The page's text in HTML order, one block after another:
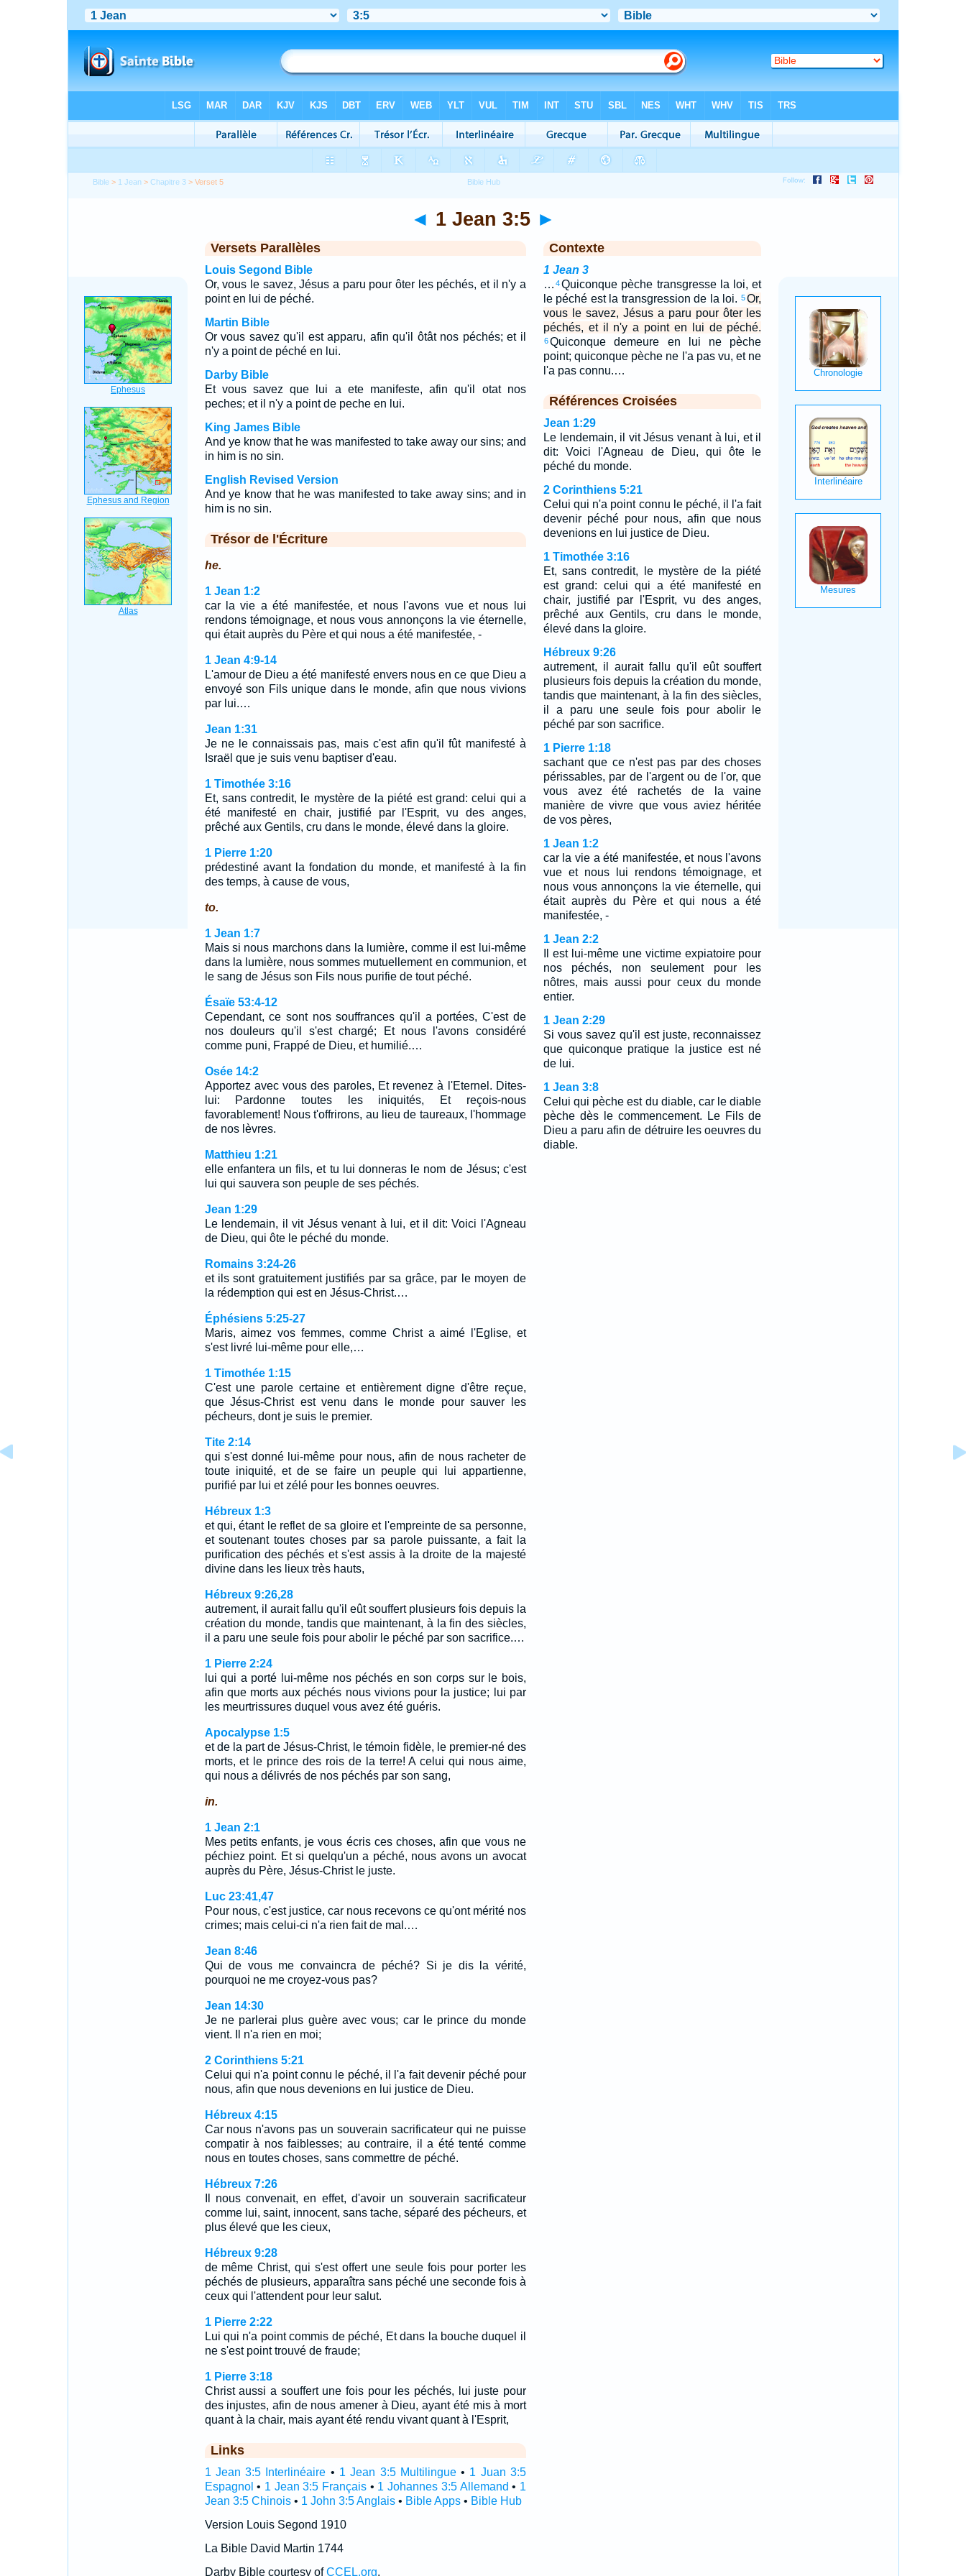
Bible > 1 Jean >Chapitre 3 > Verset 5
◄ 1 Jean 3:5 ►
Versets Parallèles
Louis Segond Bible
Or, vous le savez, Jésus a paru pour ôter les péchés, et il n'y a
point en lui de péché.
Martin Bible
Or vous savez qu'il est apparu, afin qu'il ôtât nos péchés; et il
n'y a point de péché en lui.
Darby Bible
Et vous savez que lui a ete manifeste, afin qu'il otat nos
peches; et il n'y a point de peche en lui.
King James Bible
And ye know that he was manifested to take away our sins; and
in him is no sin.
English Revised Version
And ye know that he was manifested to take away sins; and in
him is no sin.
Trésor de l'Écriture
he.
1 Jean 1:2
car la vie a été manifestée, et nous l'avons vue et nous lui
rendons témoignage, et nous vous annonçons la vie éternelle,
qui était auprès du Père et qui nous a été manifestée, -
1 Jean 4:9-14
L'amour de Dieu a été manifesté envers nous en ce que Dieu a
envoyé son Fils unique dans le monde, afin que nous vivions
par lui.…
Jean 1:31
Je ne le connaissais pas, mais c'est afin qu'il fût manifesté à
Israël que je suis venu baptiser d'eau.
1 Timothée 3:16
Et, sans contredit, le mystère de la piété est grand: celui qui a
été manifesté en chair, justifié par l'Esprit, vu des anges,
prêché aux Gentils, cru dans le monde, élevé dans la gloire.
1 Pierre 1:20
prédestiné avant la fondation du monde, et manifesté à la fin
des temps, à cause de vous,
to.
1 Jean 1:7
Mais si nous marchons dans la lumière, comme il est lui-même
dans la lumière, nous sommes mutuellement en communion, et
le sang de Jésus son Fils nous purifie de tout péché.
Ésaïe 53:4-12
Cependant, ce sont nos souffrances qu'il a portées, C'est de
nos douleurs qu'il s'est chargé; Et nous l'avons considéré
comme puni, Frappé de Dieu, et humilié.…
Osée 14:2
Apportez avec vous des paroles, Et revenez à l'Eternel. Dites-
lui: Pardonne toutes les iniquités, Et reçois-nous
favorablement! Nous t'offrirons, au lieu de taureaux, l'hommage
de nos lèvres.
Matthieu 1:21
elle enfantera un fils, et tu lui donneras le nom de Jésus; c'est
lui qui sauvera son peuple de ses péchés.
Jean 1:29
Le lendemain, il vit Jésus venant à lui, et il dit: Voici l'Agneau
de Dieu, qui ôte le péché du monde.
Romains 3:24-26
et ils sont gratuitement justifiés par sa grâce, par le moyen de
la rédemption qui est en Jésus-Christ.…
Éphésiens 5:25-27
Maris, aimez vos femmes, comme Christ a aimé l'Eglise, et
s'est livré lui-même pour elle,…
1 Timothée 1:15
C'est une parole certaine et entièrement digne d'être reçue,
que Jésus-Christ est venu dans le monde pour sauver les
pécheurs, dont je suis le premier.
Tite 2:14
qui s'est donné lui-même pour nous, afin de nous racheter de
toute iniquité, et de se faire un peuple qui lui appartienne,
purifié par lui et zélé pour les bonnes oeuvres.
Hébreux 1:3
et qui, étant le reflet de sa gloire et l'empreinte de sa personne,
et soutenant toutes choses par sa parole puissante, a fait la
purification des péchés et s'est assis à la droite de la majesté
divine dans les lieux très hauts,
Hébreux 9:26,28
autrement, il aurait fallu qu'il eût souffert plusieurs fois depuis la
création du monde, tandis que maintenant, à la fin des siècles,
il a paru une seule fois pour abolir le péché par son sacrifice.…
1 Pierre 2:24
lui qui a porté lui-même nos péchés en son corps sur le bois,
afin que morts aux péchés nous vivions pour la justice; lui par
les meurtrissures duquel vous avez été guéris.
Apocalypse 1:5
et de la part de Jésus-Christ, le témoin fidèle, le premier-né des
morts, et le prince des rois de la terre! A celui qui nous aime,
qui nous a délivrés de nos péchés par son sang,
in.
1 Jean 2:1
Mes petits enfants, je vous écris ces choses, afin que vous ne
péchiez point. Et si quelqu'un a péché, nous avons un avocat
auprès du Père, Jésus-Christ le juste.
Luc 23:41,47
Pour nous, c'est justice, car nous recevons ce qu'ont mérité nos
crimes; mais celui-ci n'a rien fait de mal.…
Jean 8:46
Qui de vous me convaincra de péché? Si je dis la vérité,
pourquoi ne me croyez-vous pas?
Jean 14:30
Je ne parlerai plus guère avec vous; car le prince du monde
vient. Il n'a rien en moi;
2 Corinthiens 5:21
Celui qui n'a point connu le péché, il l'a fait devenir péché pour
nous, afin que nous devenions en lui justice de Dieu.
Hébreux 4:15
Car nous n'avons pas un souverain sacrificateur qui ne puisse
compatir à nos faiblesses; au contraire, il a été tenté comme
nous en toutes choses, sans commettre de péché.
Hébreux 7:26
Il nous convenait, en effet, d'avoir un souverain sacrificateur
comme lui, saint, innocent, sans tache, séparé des pécheurs, et
plus élevé que les cieux,
Hébreux 9:28
de même Christ, qui s'est offert une seule fois pour porter les
péchés de plusieurs, apparaîtra sans péché une seconde fois à
ceux qui l'attendent pour leur salut.
1 Pierre 2:22
Lui qui n'a point commis de péché, Et dans la bouche duquel il
ne s'est point trouvé de fraude;
1 Pierre 3:18
Christ aussi a souffert une fois pour les péchés, lui juste pour
des injustes, afin de nous amener à Dieu, ayant été mis à mort
quant à la chair, mais ayant été rendu vivant quant à l'Esprit,
Links
1 Jean 3:5 Interlinéaire • 1 Jean 3:5 Multilingue• 1 Juan 3:5
Espagnol • 1 Jean 3:5 Français • 1 Johannes 3:5 Allemand • 1
Jean 3:5 Chinois• 1 John 3:5 Anglais• Bible Apps• Bible Hub
Version Louis Segond 1910
La Bible David Martin 1744
Darby Bible courtesy ofCCEL.org.
Contexte
1 Jean 3
… 4Quiconque pèche transgresse la loi, et
le péché est la transgression de la loi. 5 Or,
vous le savez, Jésus a paru pour ôter les
péchés, et il n'y a point en lui de péché.
6Quiconque demeure en lui ne pèche
point; quiconque pèche ne l'a pas vu, et ne
l'a pas connu.…
Références Croisées
Jean 1:29
Le lendemain, il vit Jésus venant à lui, et il
dit: Voici l'Agneau de Dieu, qui ôte le
péché du monde.
2 Corinthiens 5:21
Celui qui n'a point connu le péché, il l'a fait
devenir péché pour nous, afin que nous
devenions en lui justice de Dieu.
1 Timothée 3:16
Et, sans contredit, le mystère de la piété
est grand: celui qui a été manifesté en
chair, justifié par l'Esprit, vu des anges,
prêché aux Gentils, cru dans le monde,
élevé dans la gloire.
Hébreux 9:26
autrement, il aurait fallu qu'il eût souffert
plusieurs fois depuis la création du monde,
tandis que maintenant, à la fin des siècles,
il a paru une seule fois pour abolir le
péché par son sacrifice.
1 Pierre 1:18
sachant que ce n'est pas par des choses
périssables, par de l'argent ou de l'or, que
vous avez été rachetés de la vaine
manière de vivre que vous aviez héritée
de vos pères,
1 Jean 1:2
car la vie a été manifestée, et nous l'avons
vue et nous lui rendons témoignage, et
nous vous annonçons la vie éternelle, qui
était auprès du Père et qui nous a été
manifestée, -
1 Jean 2:2
Il est lui-même une victime expiatoire pour
nos péchés, non seulement pour les
nôtres, mais aussi pour ceux du monde
entier.
1 Jean 2:29
Si vous savez qu'il est juste, reconnaissez
que quiconque pratique la justice est né
de lui.
1 Jean 3:8
Celui qui pèche est du diable, car le diable
pèche dès le commencement. Le Fils de
Dieu a paru afin de détruire les oeuvres du
diable.